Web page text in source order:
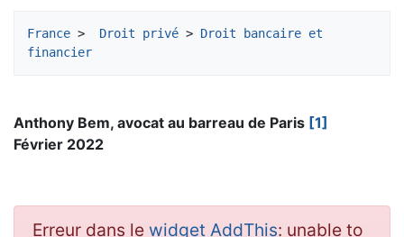
France > Droit privé > Droit bancaire et
financier
Anthony Bem, avocat au barreau de Paris [1]
Février 2022
Erreur dans le widget AddThis: unable to